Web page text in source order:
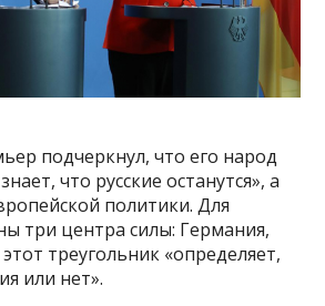
подчеркнул, что его народ
что русские останутся», а
политики. Для
три центра силы: Германия,
треугольник «определяет,
или нет».